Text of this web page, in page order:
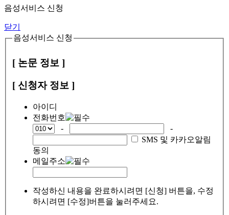
음성서비스 신청
닫기
음성서비스 신청
[ 논문 정보 ]
[ 신청자 정보 ]
아이디
전화번호
-
-
SMS 및 카카오알림
동의
메일주소
작성하신 내용을 완료하시려면 [신청] 버튼을, 수정
하시려면 [수정]버튼을 눌러주세요.